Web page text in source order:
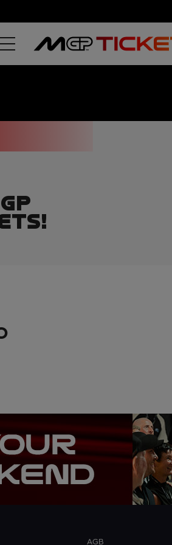
OF
AGB